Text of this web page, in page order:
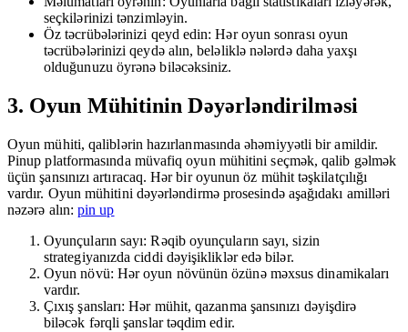
seçkilərinizi tənzimləyin.
Öz təcrübələrinizi qeyd edin: Hər oyun sonrası oyun
təcrübələrinizi qeydə alın, beləliklə nələrdə daha yaxşı
olduğunuzu öyrənə biləcəksiniz.
3. Oyun Mühitinin Dəyərləndirilməsi
Oyun mühiti, qaliblərin hazırlanmasında əhəmiyyətli bir amildir.
Pinup platformasında müvafiq oyun mühitini seçmək, qalib gəlmək
üçün şansınızı artıracaq. Hər bir oyunun öz mühit təşkilatçılığı
vardır. Oyun mühitini dəyərləndirmə prosesində aşağıdakı amilləri
nəzərə alın:pin up
Oyunçuların sayı: Rəqib oyunçuların sayı, sizin
strategiyanızda ciddi dəyişikliklər edə bilər.
Oyun növü: Hər oyun növünün özünə məxsus dinamikaları
vardır.
Çıxış şansları: Hər mühit, qazanma şansınızı dəyişdirə
biləcək fərqli şanslar təqdim edir.